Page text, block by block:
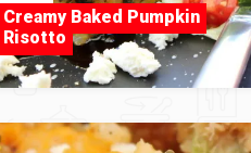
Creamy Baked Pumpkin
Risotto